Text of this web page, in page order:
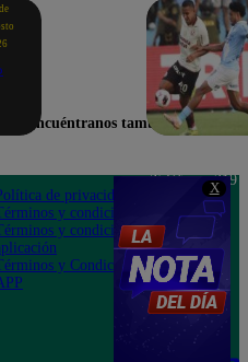
X
Encuéntranos también en
de privacidad
y condiciones
y condiciones
y Condiciones
Teléfono: 219
Av. San
Felipe 968
Jesús María